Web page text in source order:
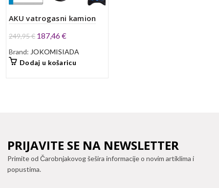
AKU vatrogasni kamion
249,95€ Izvorna
bila
187,46€
je:
Brand: JOKOMISIADA
Dodaj u košaricu
PRIJAVITE SE NA NEWSLETTER
Primite od Čarobnjakovog šešira informacije o novim artiklima i
popustima.